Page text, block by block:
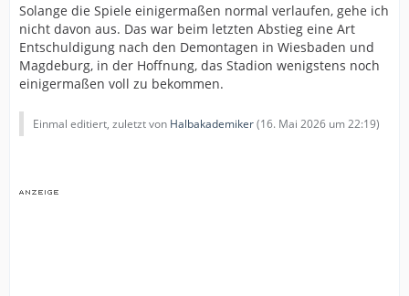
Solange die Spiele einigermaßen normal verlaufen, gehe ich
nicht davon aus. Das war beim letzten Abstieg eine Art
Entschuldigung nach den Demontagen in Wiesbaden und
Magdeburg, in der Hoffnung, das Stadion wenigstens noch
einigermaßen voll zu bekommen.
Einmal editiert, zuletzt von Halbakademiker(16. Mai 2026 um 22:19)